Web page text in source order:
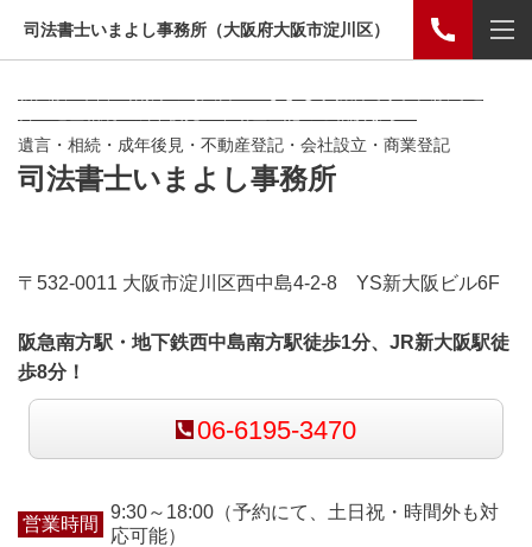
司法書士いまよし事務所（大阪府大阪市淀川区）
遺言・相続・成年後見・不動産登記・会社設立・商業登記
司法書士いまよし事務所
〒532-0011 大阪市淀川区西中島4-2-8 YS新大阪ビル6F
阪急南方駅・地下鉄西中島南方駅徒歩1分、JR新大阪駅徒
歩8分！
06-6195-3470
営業時間
9:30～18:00（予約にて、土日祝・時間外も対
応可能）